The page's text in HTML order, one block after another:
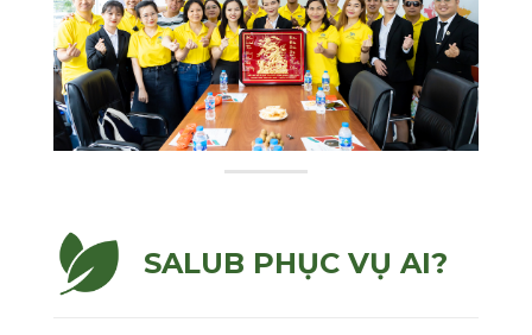
SALUB PHỤC VỤ AI?